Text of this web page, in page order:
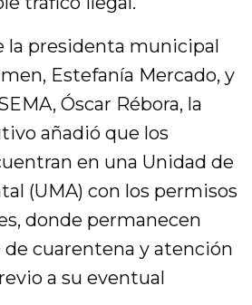
la presidenta municipal
Estefanía Mercado, y
Óscar Rébora, la
añadió que los
en una Unidad de
(UMA) con los permisos
donde permanecen
de cuarentena y atención
a su eventual